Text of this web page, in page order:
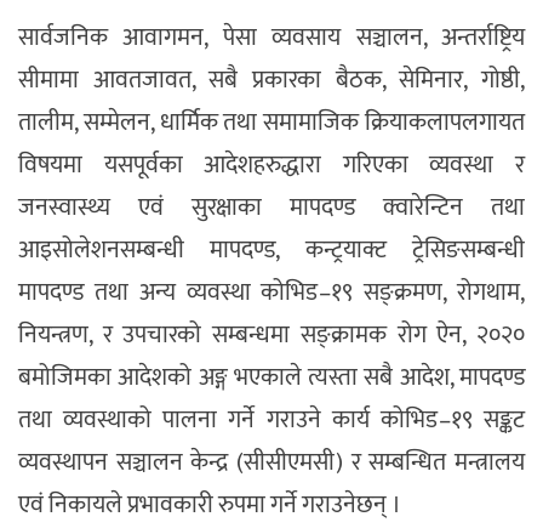
सार्वजनिक आवागमन, पेसा व्यवसाय सञ्चालन, अन्तर्राष्ट्रिय
सीमामा आवतजावत, सबै प्रकारका बैठक, सेमिनार, गोष्ठी,
तालीम, सम्मेलन, धार्मिक तथा समामाजिक क्रियाकलापलगायत
विषयमा यसपूर्वका आदेशहरुद्धारा गरिएका व्यवस्था र
जनस्वास्थ्य एवं सुरक्षाका मापदण्ड क्वारेन्टिन तथा
आइसोलेशनसम्बन्धी मापदण्ड, कन्ट्रयाक्ट ट्रेसिङसम्बन्धी
मापदण्ड तथा अन्य व्यवस्था कोभिड–१९ सङ्क्रमण, रोगथाम,
नियन्त्रण, र उपचारको सम्बन्धमा सङ्क्रामक रोग ऐन, २०२०
बमोजिमका आदेशको अङ्ग भएकाले त्यस्ता सबै आदेश, मापदण्ड
तथा व्यवस्थाको पालना गर्ने गराउने कार्य कोभिड–१९ सङ्कट
व्यवस्थापन सञ्चालन केन्द्र (सीसीएमसी) र सम्बन्धित मन्त्रालय
एवं निकायले प्रभावकारी रुपमा गर्ने गराउनेछन् ।